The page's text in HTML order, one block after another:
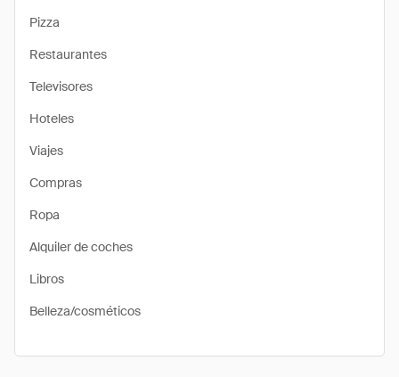
Pizza
Restaurantes
Televisores
Hoteles
Viajes
Compras
Ropa
Alquiler de coches
Libros
Belleza/cosméticos